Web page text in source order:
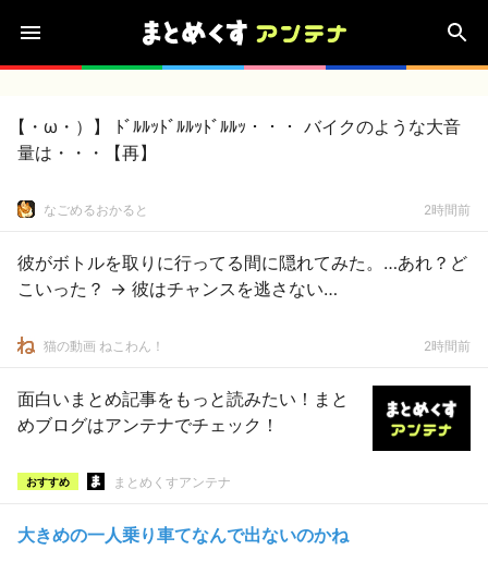
【・ω・）】 ﾄﾞﾙﾙｯﾄﾞﾙﾙｯﾄﾞﾙﾙｯ・・・ バイクのような大音
量は・・・【再】
なごめるおかると 2時間前
彼がボトルを取りに行ってる間に隠れてみた。…あれ？ど
こいった？ → 彼はチャンスを逃さない…
猫の動画 ねこわん！ 2時間前
面白いまとめ記事をもっと読みたい！まと
めブログはアンテナでチェック！
おすすめ まとめくすアンテナ
大きめの一人乗り車てなんで出ないのかね